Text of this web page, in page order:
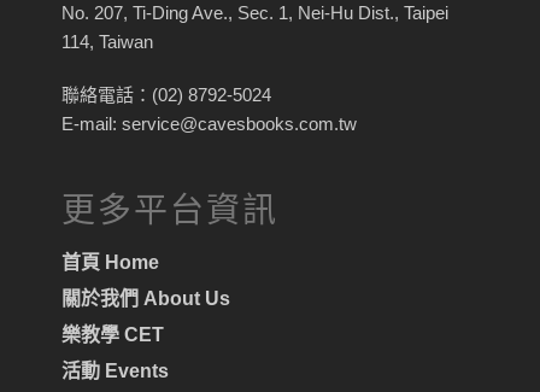
No. 207, Ti-Ding Ave., Sec. 1, Nei-Hu Dist., Taipei
114, Taiwan
聯絡電話：(02) 8792-5024
E-mail: service@cavesbooks.com.tw
更多平台資訊
首頁 Home
關於我們 About Us
樂教學 CET
活動 Events